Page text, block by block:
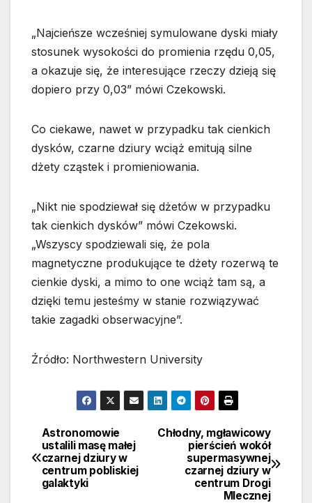
„Najcieńsze wcześniej symulowane dyski miały
stosunek wysokości do promienia rzędu 0,05,
a okazuje się, że interesujące rzeczy dzieją się
dopiero przy 0,03” mówi Czekowski.
Co ciekawe, nawet w przypadku tak cienkich
dysków, czarne dziury wciąż emitują silne
dżety cząstek i promieniowania.
„Nikt nie spodziewał się dżetów w przypadku
tak cienkich dysków” mówi Czekowski.
„Wszyscy spodziewali się, że pola
magnetyczne produkujące te dżety rozerwą te
cienkie dyski, a mimo to one wciąż tam są, a
dzięki temu jesteśmy w stanie rozwiązywać
takie zagadki obserwacyjne”.
Źródło: Northwestern University
Nawigacja
wpisu
Chłodny, mgławicowy
pierścień wokół
supermasywnej
czarnej dziury w
centrum Drogi
Mlecznej
Astronomowie
ustalili masę małej
czarnej dziury w
centrum pobliskiej
galaktyki